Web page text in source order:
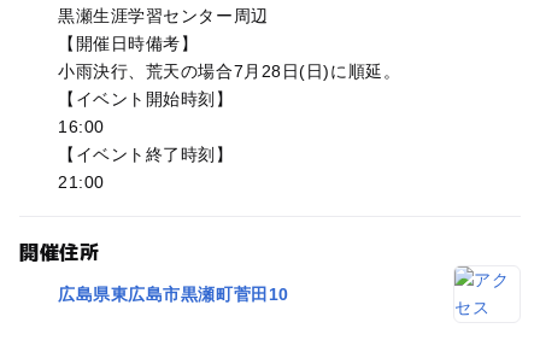
黒瀬生涯学習センター周辺
【開催日時備考】
小雨決行、荒天の場合7月28日(日)に順延。
【イベント開始時刻】
16:00
【イベント終了時刻】
21:00
開催住所
広島県東広島市黒瀬町菅田10